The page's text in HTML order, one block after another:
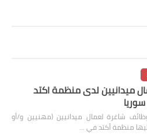
ميدانيين لدى منظمة اكتد
شاغرة لعمال ميدانيين (مهنيين و/أو
منظمة أكتد في …